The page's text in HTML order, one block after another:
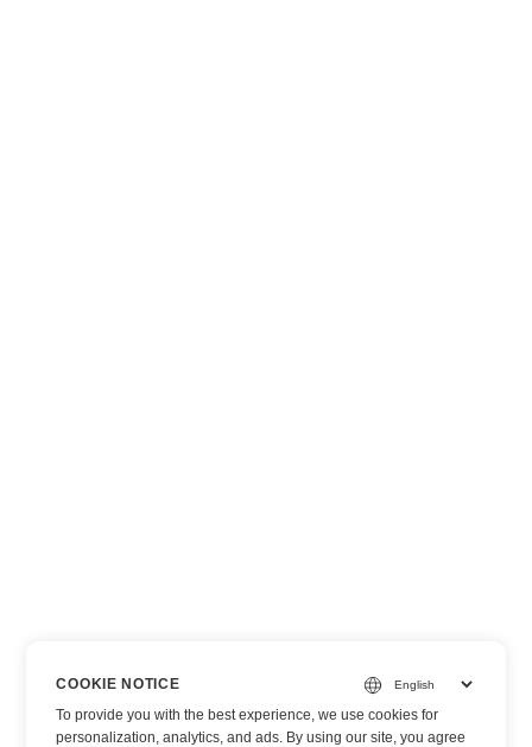
COOKIE NOTICE
To provide you with the best experience, we use cookies for
personalization, analytics, and ads. By using our site, you agree